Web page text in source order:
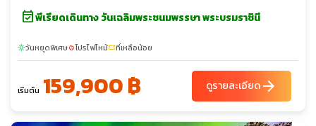
event_availableพีเรียดเดินทาง วันเฉลิมพระชนมพรรษา พระบรมราชินี
sunnyวันหยุดพิเศษlocal_fire_departmentโปรไฟไหม้confirmation_numberที่เหลือน้อย
เริ่มต้น 159,900 ฿ ดูรายละเอียดarrow_forward